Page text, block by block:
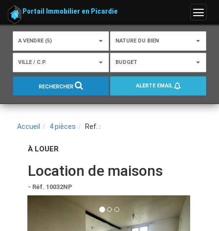
Menu
Portail Immobilier en Picardie
A VENDRE (5) NATURE DU BIEN
VILLE / C.P. BUDGET
RECHERCHER ALERTE EMAIL
Accueil 4 pièces Ref. :
À LOUER
Location de maisons
- Réf. 10032NP